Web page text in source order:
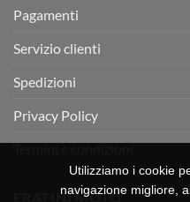
Pagamenti
Servizio clienti
Spedizioni
Privacy Policy
Termini e condizioni
FRATINI MOTO
Utilizziamo i cookie
navigazione migliore,